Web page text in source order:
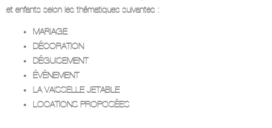
et enfants selon les thématiques suivantes :
MARIAGE
DÉCORATION
DÉGUISEMENT
ÉVÈNEMENT
LA VAISSELLE JETABLE
LOCATIONS PROPOSÉES